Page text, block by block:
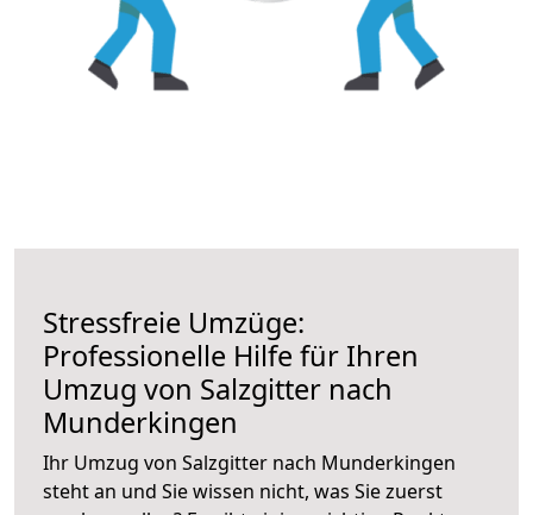
Stressfreie Umzüge:
Professionelle Hilfe für Ihren
Umzug von Salzgitter nach
Munderkingen
Ihr Umzug von Salzgitter nach Munderkingen
steht an und Sie wissen nicht, was Sie zuerst